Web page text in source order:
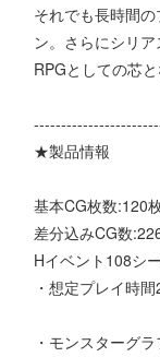
それでも長時間
ン。さらにシリア
RPGとしての芯
★製品情報
基本CG枚数:120
差分込みCG数
Hイベント108シ
・想定プレイ時
・モンスターグ